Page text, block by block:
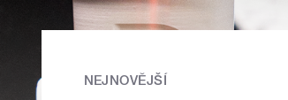
NEJNOVĚJŠÍ